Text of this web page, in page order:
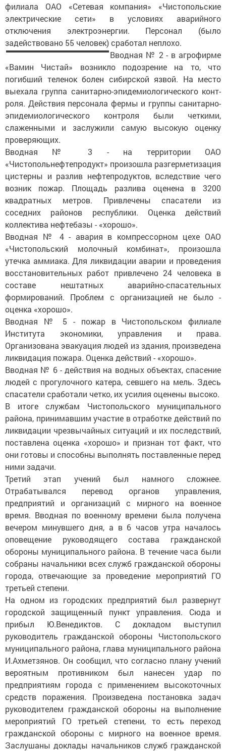
филиала ОАО «Сетевая компания» «Чистопольские
электрические сети» в условиях аварийного
отключения электроэнергии. Персонал (было
задействовано 55 человек) сработал неплохо.
Вводная № 2 - в агрофирме
«Вамин Чистай» возникло подозрение на то, что
погибший теленок болен сибирской язвой. На мес­то
выехала группа санитарно-эпидемиологического конт­
роля. Действия персонала фермы и группы санитарно-
эпидемиологического контроля были четкими,
слаженными и заслужили самую высокую оценку
проверяющих.
Вводная № 3 - на территории ОАО
«Чистопольнефтепродукт» произошла разгерметизация
цистерны и разлив нефтепродуктов, вследствие чего
возник пожар. Площадь разлива оценена в 3200
квадратных метров. Привлечены спасатели из
соседних районов респуб­лики. Оценка действий
коллектива нефтебазы - «хорошо».
Вводная № 4 - авария в компрессорном цехе ОАО
«Чистопольский молочный комбинат», произошла
утечка аммиака. Для ликвидации аварии и проведения
восстановительных работ привлечено 24 человека в
составе нештатных аварийно-спасательных
формирований. Проблем с организацией не было -
оценка «хорошо».
Вводная № 5 - пожар в Чис­топольском филиале
Института экономики, управления и права.
Организована эвакуация людей из здания, произведена
ликвидация пожара. Оценка действий - «хорошо».
Вводная № 6 - действия на водных объектах, спасение
людей с прогулочного катера, севшего на мель. Здесь
спасатели сработали четко, их усилия оценены высоко.
В итоге службам Чистопольского муниципального
района, принимавшим участие в отработке действий по
ликвидации чрезвычайных ситуаций и их последствий,
поставлена оценка «хорошо» и признан тот факт, что
они готовы и способны выполнять поставленные перед
ними задачи.
Третий этап учений был намного сложнее.
Отрабатывался перевод органов управления,
предприятий и организаций с мирного на военное
время. Ввод­ная по военному времени была получена
вечером минувшего дня, а в 6 часов утра началось
оповещение руководящего состава гражданской
обороны муниципального района. В течение часа были
собраны начальники всех служб гражданской обороны
города, отвечающие за проведение мероприятий ГО
третьей степени.
На одном из городских предприятий был развернут
городской защищенный пункт управления. Сюда и
прибыл Ю.Венедиктов. С докладом выступил
руководитель гражданской обороны Чистопольского
муниципального района, глава муниципального района
И.Ахметзянов. Он сообщил, что согласно плану учений
вероятным противником был нанесен удар по
предприятиям города с применением высокоточных
средств поражения. Произведена постановка задач
руководителем гражданской обороны на выполнение
мероприятий ГО третьей степени, то есть переход
гражданской обороны с мирного на военное время.
Заслушаны доклады начальников служб гражданской